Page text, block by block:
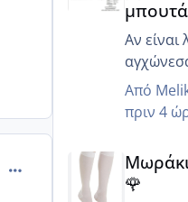
comment_991260
Αν είναι
Από
πριν 4
Μωράκια Μαΐου
🌹